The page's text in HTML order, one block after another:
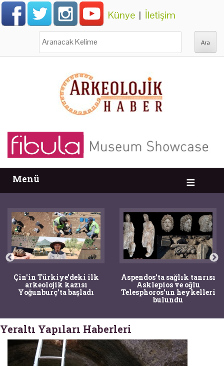
Künye | İletişim
Menü
Çin'in Türkiye'deki ilk
arkeolojik kazısı
Yoğunburç'ta başladı
Aspendos'ta sağlık tanrısı
Asklepios ve oğlu
Telesphoros'un heykelleri
bulundu
Yeraltı Yapıları Haberleri